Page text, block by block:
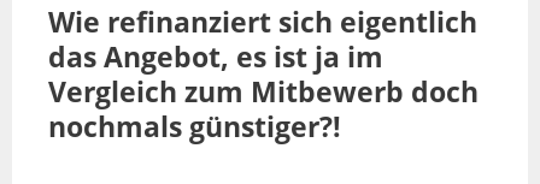
Wie refinanziert sich eigentlich
das Angebot, es ist ja im
Vergleich zum Mitbewerb doch
nochmals günstiger?!